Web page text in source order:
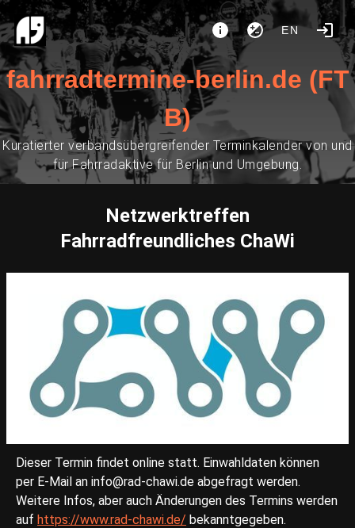
EN
fahrradtermine-berlin.de (FT
B)
Kuratierter verbandsübergreifender Terminkalender von und
für Fahrradaktive für Berlin und Umgebung.
Netzwerktreffen
Fahrradfreundliches ChaWi
Dieser Termin findet online statt. Einwahldaten können
per E-Mail an info@rad-chawi.de abgefragt werden.
Weitere Infos, aber auch Änderungen des Termins werden
auf https://www.rad-chawi.de/ bekanntgegeben.